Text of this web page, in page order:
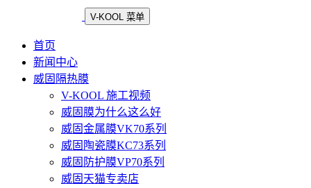
V-KOOL 菜单
首页
新闻中心
威固隔热膜
V-KOOL 施工视频
威固膜为什么这么好
威固金属膜VK70系列
威固陶瓷膜KC73系列
威固防护膜VP70系列
威固天猫专卖店